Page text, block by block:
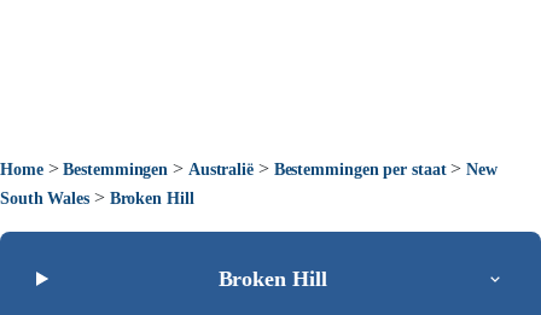
Home>Bestemmingen > Australië> Bestemmingen per staat>New
South Wales> Broken Hill
Broken Hill